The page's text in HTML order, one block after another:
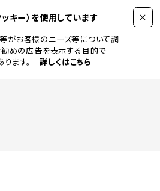
キー）を使用しています
がお客様のニーズ等について調
めの広告を表示する目的で
ます。
詳しくはこちら